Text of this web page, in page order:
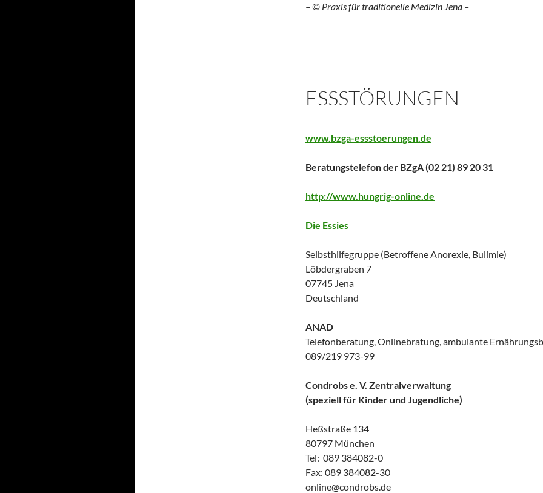
– © Praxis für traditionelle Medizin Jena –
ESSSTÖRUNGEN
www.bzga-essstoerungen.de
Beratungstelefon der BZgA (02 21) 89 20 31
http://www.hungrig-online.de
Die Essies
Selbsthilfegruppe (Betroffene Anorexie, Bulimie)
Löbdergraben 7
07745 Jena
Deutschland
ANAD
Telefonberatung, Onlinebratung, ambulante
089/219 973-99
Condrobse. V. Zentralverwaltung
(speziell für Kinder und Jugendliche)
Heßstraße 134
80797 München
Tel: 089 384082-0
Fax: 089 384082-30
online@condrobs.de